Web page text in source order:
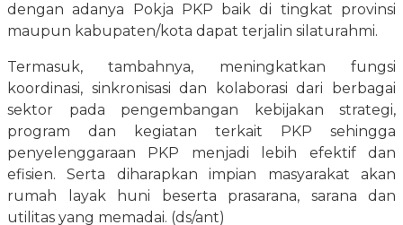
dengan adanya Pokja PKP baik di tingkat provinsi
maupun kabupaten/kota dapat terjalin silaturahmi.
Termasuk, tambahnya, meningkatkan fungsi
koordinasi, sinkronisasi dan kolaborasi dari berbagai
sektor pada pengembangan kebijakan strategi,
program dan kegiatan terkait PKP sehingga
penyelenggaraan PKP menjadi lebih efektif dan
efisien. Serta diharapkan impian masyarakat akan
rumah layak huni beserta prasarana, sarana dan
utilitas yang memadai. (ds/ant)